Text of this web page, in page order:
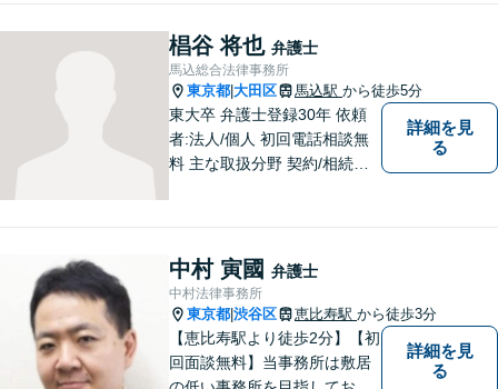
椙谷 将也 弁護士
馬込総合法律事務所
東京都 大田区 馬込駅 から徒歩5分
東大卒 弁護士登録30年 依頼
者:法人/個人 初回電話相談無
料 主な取扱分野 契約/相続・
詳細を見
る
中村 寅國 弁護士
中村法律事務所
東京都 渋谷区 恵比寿駅 から徒歩3分
【恵比寿駅より徒歩2分】【初
回面談無料】当事務所は敷居
詳細を見
る